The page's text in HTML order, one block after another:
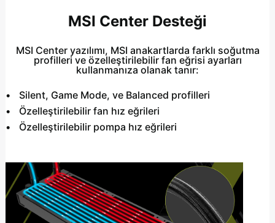
MSI Center Desteği
MSI Center yazılımı, MSI anakartlarda farklı soğutma
profilleri ve özelleştirilebilir fan eğrisi ayarları
kullanmanıza olanak tanır:
Silent, Game Mode, ve Balanced profilleri
Özelleştirilebilir fan hız eğrileri
Özelleştirilebilir pompa hız eğrileri